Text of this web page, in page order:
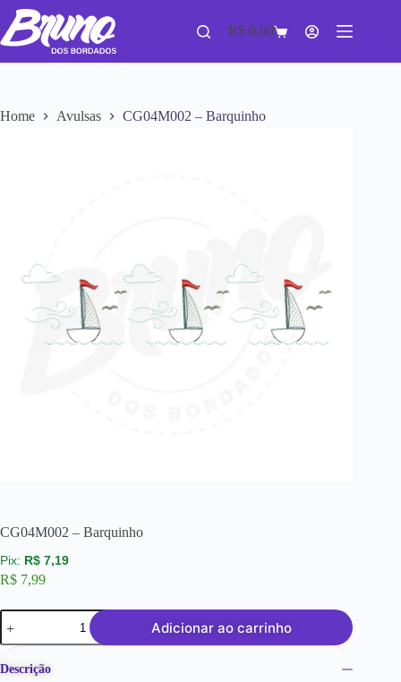
R$ 0,00
Home Avulsas CG04M002 – Barquinho
CG04M002 – Barquinho
R$ 7,19
R$ 7,99
Adicionar ao carrinho
Descrição